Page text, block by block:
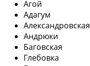
Агой
Адагум
Александровская
Андрюки
Баговская
Глебовка